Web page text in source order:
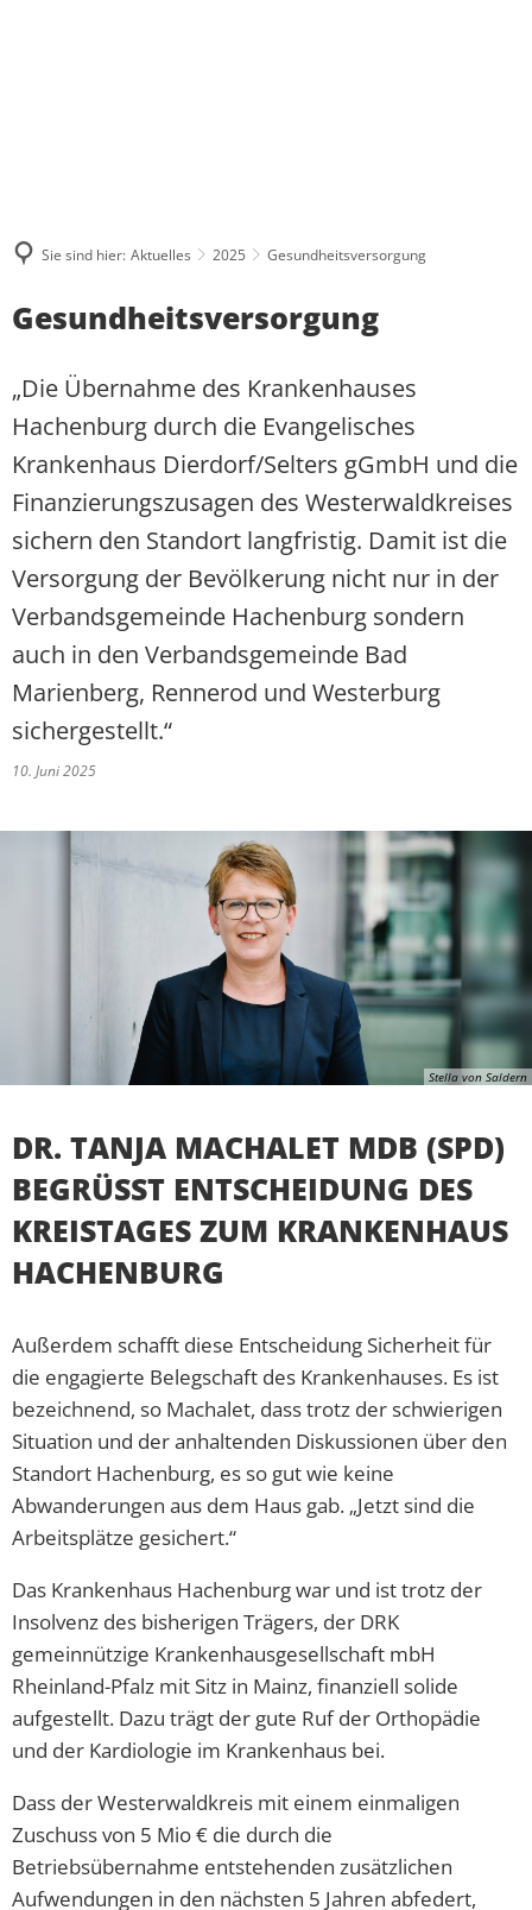
JUGENDATLAS WESTERWALD
REDENARCHIV INDIVIDUELLE BESUCHE
Sie sind hier: Aktuelles 2025 Gesundheitsversorgung
Gesundheitsversorgung
„Die Übernahme des Krankenhauses
Hachenburg durch die Evangelisches
Krankenhaus Dierdorf/Selters gGmbH und die
Finanzierungszusagen des Westerwaldkreises
sichern den Standort langfristig. Damit ist die
Versorgung der Bevölkerung nicht nur in der
Verbandsgemeinde Hachenburg sondern
auch in den Verbandsgemeinde Bad
Marienberg, Rennerod und Westerburg
sichergestellt.“
10. Juni 2025
Stella von Saldern
DR. TANJA MACHALET MDB (SPD)
BEGRÜSST ENTSCHEIDUNG DES K
REISTAGES ZUM KRANKENHAUS H
ACHENBURG
Außerdem schafft diese Entscheidung Sicherheit für
die engagierte Belegschaft des Krankenhauses. Es ist
bezeichnend, so Machalet, dass trotz der schwierigen
Situation und der anhaltenden Diskussionen über den
Standort Hachenburg, es so gut wie keine
Abwanderungen aus dem Haus gab. „Jetzt sind die
Arbeitsplätze gesichert.“
Das Krankenhaus Hachenburg war und ist trotz der
Insolvenz des bisherigen Trägers, der DRK
gemeinnützige Krankenhausgesellschaft mbH
Rheinland-Pfalz mit Sitz in Mainz, finanziell solide
aufgestellt. Dazu trägt der gute Ruf der Orthopädie
und der Kardiologie im Krankenhaus bei.
Dass der Westerwaldkreis mit einem einmaligen
Zuschuss von 5 Mio € die durch die
Betriebsübernahme entstehenden zusätzlichen
Aufwendungen in den nächsten 5 Jahren abfedert,